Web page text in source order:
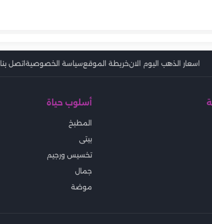
اسعار الذهب اليوم الانخريطة الموقعسياسة الخصوصيةاتصل بنا
أسلوب حياة
المطبخ
بيتى
تخسيس ورجيم
جمال
موضة